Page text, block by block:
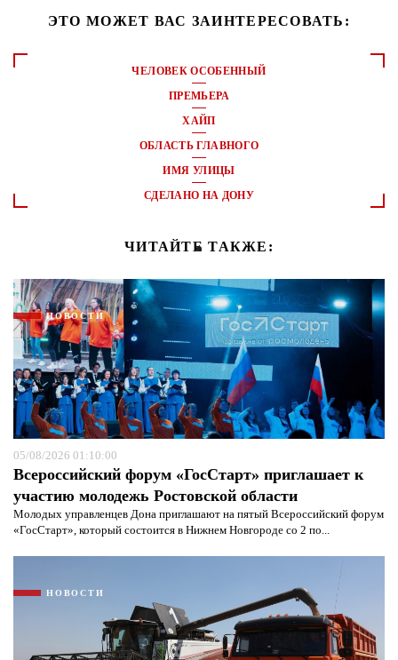
ЭТО МОЖЕТ ВАС ЗАИНТЕРЕСОВАТЬ:
ЧЕЛОВЕК ОСОБЕННЫЙ
ПРЕМЬЕРА
ХАЙП
ОБЛАСТЬ ГЛАВНОГО
ИМЯ УЛИЦЫ
СДЕЛАНО НА ДОНУ
ЧИТАЙТЕ ТАКЖЕ:
НОВОСТИ
05/08/2026 01:10:00
Всероссийский форум «ГосСтарт» приглашает к
участию молодежь Ростовской области
Молодых управленцев Дона приглашают на пятый Всероссийский форум
«ГосСтарт», который состоится в Нижнем Новгороде со 2 по...
НОВОСТИ